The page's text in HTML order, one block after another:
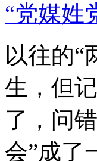
“党媒姓
以往的“
生，但
了，问
会”成了